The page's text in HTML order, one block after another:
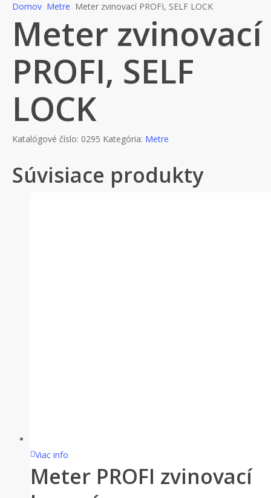
Domov Metre Meter zvinovací PROFI, SELF LOCK
Meter zvinovací
PROFI, SELF
LOCK
Katalógové číslo: 0295 Kategória: Metre
Súvisiace produkty
Viac info
Meter PROFI zvinovací